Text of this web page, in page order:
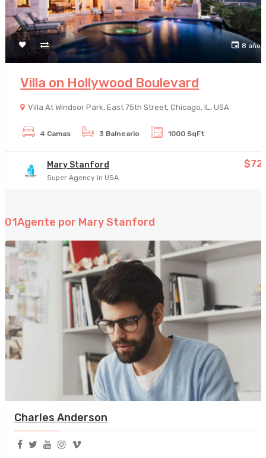
8 años
Villa on Hollywood Boulevard
Villa At Windsor Park, East 75th Street, Chicago, IL, USA
4 Camas 3 Balneario 1000 SqFt
Mary Stanford
Super Agency in USA
01Agente por Mary Stanford
Charles Anderson